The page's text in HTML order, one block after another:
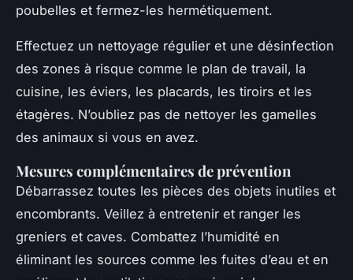
poubelles et fermez-les hermétiquement.
Effectuez un nettoyage régulier et une désinfection
des zones à risque comme le plan de travail, la
cuisine, les éviers, les placards, les tiroirs et les
étagères. N’oubliez pas de nettoyer les gamelles
des animaux si vous en avez.
Mesures complémentaires de prévention
Débarrassez toutes les pièces des objets inutiles et
encombrants. Veillez à entretenir et ranger les
greniers et caves. Combattez l’humidité en
éliminant les sources comme les fuites d’eau et en